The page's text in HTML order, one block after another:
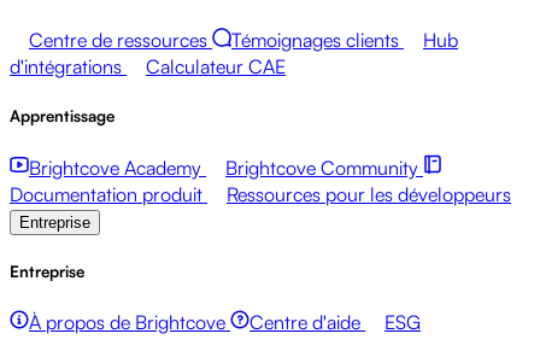
Centre de ressources Témoignages clients
Hub
d'intégrations
Calculateur CAE
Apprentissage
Brightcove Academy
Brightcove Community
Documentation produit
Ressources pour les développeurs
Entreprise
Entreprise
À propos de Brightcove Centre d'aide ESG